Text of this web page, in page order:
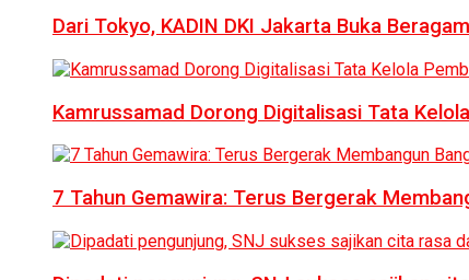
Dari Tokyo, KADIN DKI Jakarta Buka
Kamrussamad Dorong Digitalisasi Tata
7 Tahun Gemawira: Terus Bergerak